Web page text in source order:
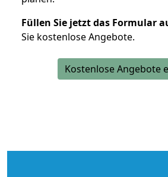
Füllen Sie jetzt das Formular
Sie kostenlose Angebote.
Kostenlose Angebote